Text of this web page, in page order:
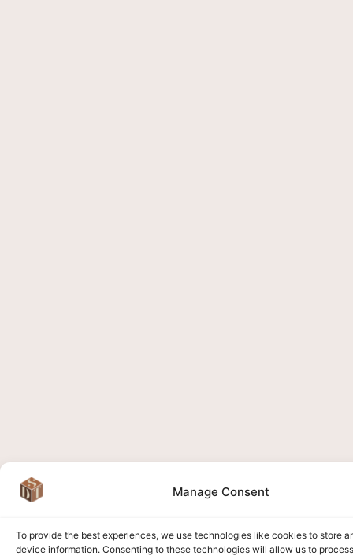
Manage Consent
To provide the best experiences, we use technologies like cookies to store
device information. Consenting to these technologies will allow us to